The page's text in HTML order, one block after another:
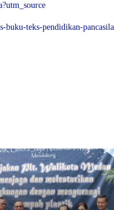
teks-pendidikan-